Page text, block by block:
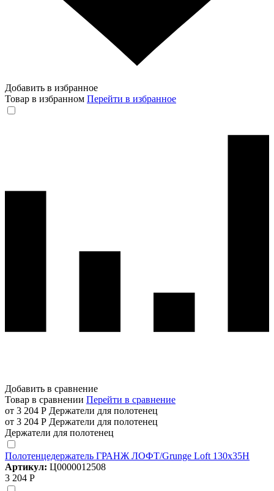
Добавить в избранное
Товар в избранном Перейти в избранное
Добавить в сравнение
Товар в сравнении Перейти в сравнение
от 3 204 Р Держатели для полотенец
от 3 204 Р Держатели для полотенец
Держатели для полотенец
Полотенцедержатель ГРАНЖ ЛОФТ/Grunge Loft 130х35Н
Артикул: Ц0000012508
3 204 Р